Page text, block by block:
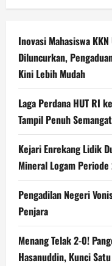
Inovasi Mahasiswa
Diluncurkan,
Kini Lebih Mudah
Laga Perdana HUT RI
Tampil Penuh
Kejari Enrekang Lidik
Mineral Logam
Pengadilan Negeri
Penjara
Menang Telak 2-0!
Hasanuddin, Kunci